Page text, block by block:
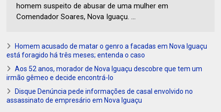
homem suspeito de abusar de uma mulher em
Comendador Soares, Nova Iguaçu. ...
Homem acusado de matar o genro a facadas em Nova Iguaçu
está foragido há três meses; entenda o caso
Aos 52 anos, morador de Nova Iguaçu descobre que tem um
irmão gêmeo e decide encontrá-lo
Disque Denúncia pede informações de casal envolvido no
assassinato de empresário em Nova Iguaçu